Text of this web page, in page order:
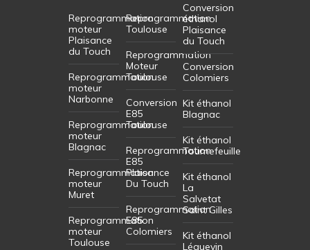
Reprogrammation
moteur
Plaisance
du Touch
Reprogrammation
moteur
Narbonne
Reprogrammation
moteur
Blagnac
Reprogrammation
moteur
Muret
Reprogrammation
moteur
Toulouse
Reprogrammation
Toulouse
Reprogrammation
Moteur
Toulouse
Conversion
E85
Toulouse
Reprogrammation
E85
Plaisance
Du Touch
Reprogrammation
E85
Colomiers
Conversion
éthanol
Plaisance
du Touch
Conversion
Colomiers
Kit éthanol
Blagnac
Kit éthanol
Tournefeuille
Kit éthanol
La
Salvetat
Saint Gilles
Kit éthanol
Léguevin